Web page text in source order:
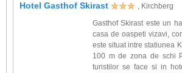
Hotel Gasthof Skirast
, Kirchberg
Gasthof Skirast este un
casa de oaspeti vizavi,
este situat intre statiunea
100 m de zona de schi
turistilor se face si in